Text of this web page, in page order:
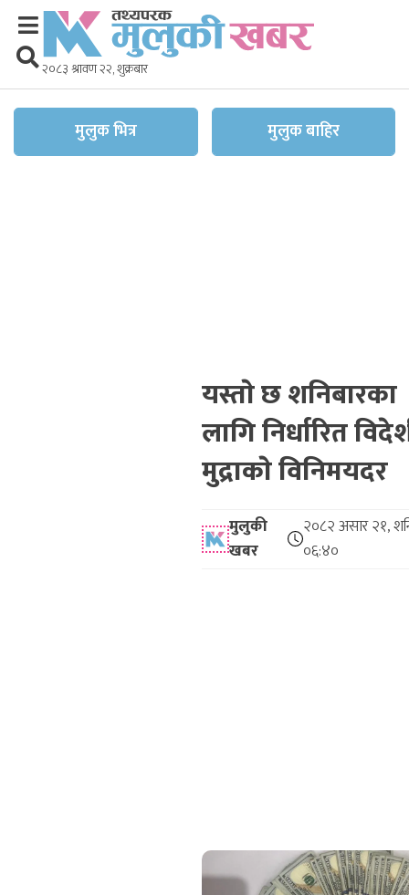
२०८३ श्रावण २२, शुक्रबार
मुलुक भित्र मुलुक बाहिर
यस्ताे छ शनिबारका
लागि निर्धारित
मुद्राकाे विनिमयदर
मुलुकी
खबर
२०८२ असार २१,
०६:४०